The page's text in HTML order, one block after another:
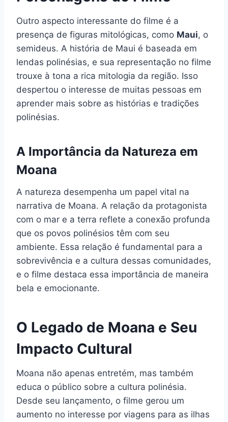
Outro aspecto interessante do filme é a
presença de figuras mitológicas, como Maui, o
semideus. A história de Maui é baseada em
lendas polinésias, e sua representação no filme
trouxe à tona a rica mitologia da região. Isso
despertou o interesse de muitas pessoas em
aprender mais sobre as histórias e tradições
polinésias.
A Importância da Natureza em
Moana
A natureza desempenha um papel vital na
narrativa de Moana. A relação da protagonista
com o mar e a terra reflete a conexão profunda
que os povos polinésios têm com seu
ambiente. Essa relação é fundamental para a
sobrevivência e a cultura dessas comunidades,
e o filme destaca essa importância de maneira
bela e emocionante.
O Legado de Moana e Seu
Impacto Cultural
Moana não apenas entretém, mas também
educa o público sobre a cultura polinésia.
Desde seu lançamento, o filme gerou um
aumento no interesse por viagens para as ilhas